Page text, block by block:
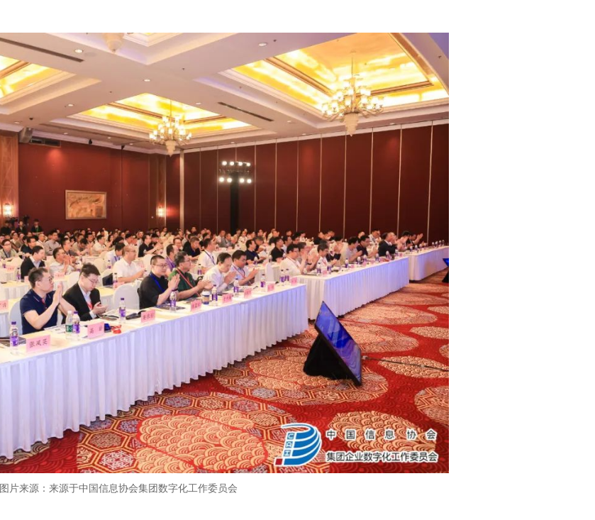
图片来源：来源于中国信息协会集团数字化工作委员会